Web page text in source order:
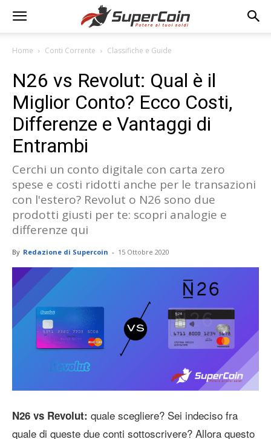
Home Conti Corrente Classifiche e Guide
N26 vs Revolut: Qual è il
Miglior Conto? Ecco Costi,
Differenze e Vantaggi di
Entrambi
Cerchi un conto digitale con carta zero
spese e costi ridotti anche per le transazioni
con l'estero? Revolut o N26 sono due
prodotti giusti per te: scopri analogie e
differenze qui
By Redazione di Supercoin - 15 Ottobre 2020
N26 vs Revolut: quale scegliere? Sei indeciso fra
quale di queste due conti sottoscrivere? Allora questo